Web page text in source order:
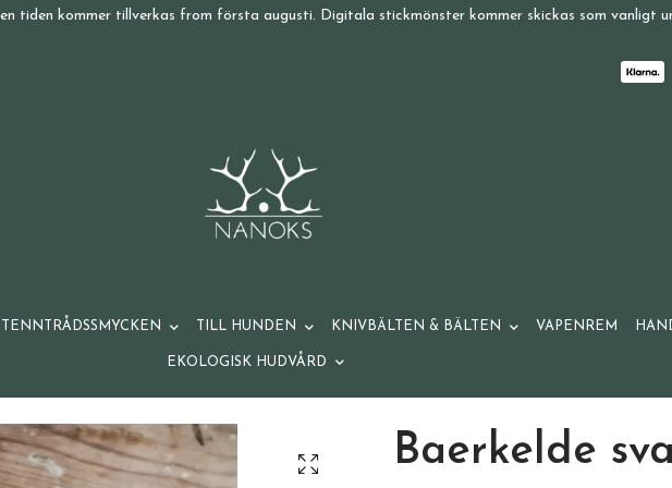
tiden kommer tillverkas from första augusti. Digitala stickmönster kommer skickas som vanligt
TENNTRÅDSSMYCKEN TILL HUNDEN KNIVBÄLTEN & BÄLTEN VAPENREM
EKOLOGISK HUDVÅRD
Baerkelde